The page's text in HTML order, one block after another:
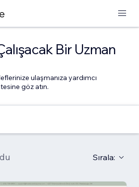
Bir Uzman
ulaşmanıza yardımcı
göz atın.
Sırala: